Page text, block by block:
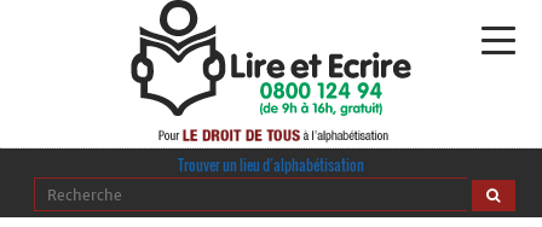
Alphabétisation
Trouver un lieu d’alphabétisation